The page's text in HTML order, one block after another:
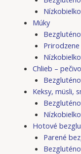
Múky
Chlieb – pečivo
Keksy, müsli,
Hotové
Parené